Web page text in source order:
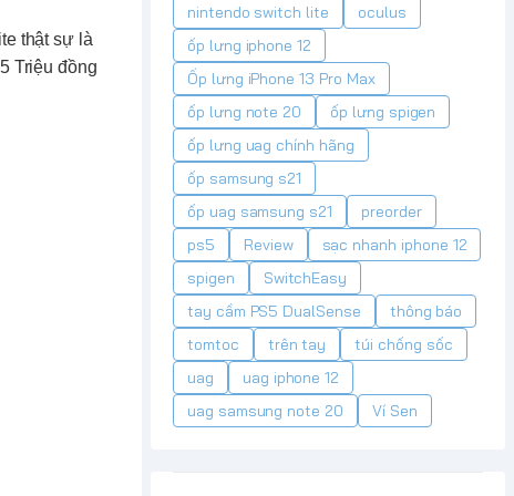
thật sự là
Triệu đồng
nintendo switch lite
oculus
ốp lưng iphone 12
Ốp lưng iPhone 13 Pro Max
ốp lưng note 20
ốp lưng spigen
ốp lưng uag chính hãng
ốp samsung s21
ốp uag samsung s21
preorder
ps5
Review
sạc nhanh iphone 12
spigen
SwitchEasy
tay cầm PS5 DualSense
thông báo
tomtoc
trên tay
túi chống sốc
uag
uag iphone 12
uag samsung note 20
Ví Sen